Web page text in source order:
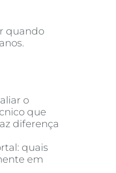
quando
o
que
diferença
quais
em